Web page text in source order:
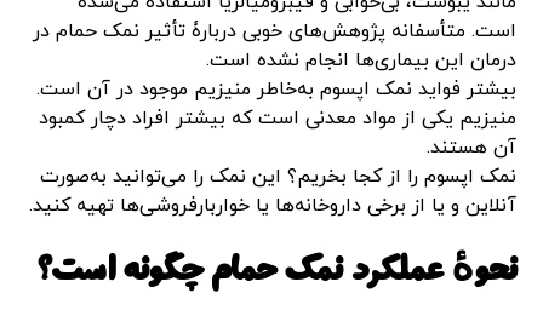
است. متأسفانه پژوهش‌های خوبی دربارۀ تأثیر نمک حمام در
درمان این بیماری‌ها انجام نشده است.
بیشتر فواید نمک اپسوم به‌خاطر منیزیم موجود در آن است.
منیزیم یکی از مواد معدنی است که بیشتر افراد دچار کمبود
آن هستند.
نمک اپسوم را از کجا بخریم؟ این نمک را می‌توانید به‌صورت
آنلاین و یا از برخی داروخانه‌ها یا خواربارفروشی‌ها تهیه کنید.
نحوهٔ عملکرد نمک حمام چگونه است؟